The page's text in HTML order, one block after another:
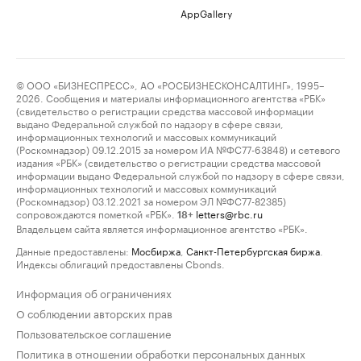
AppGallery
© ООО «БИЗНЕСПРЕСС», АО «РОСБИЗНЕСКОНСАЛТИНГ», 1995–
2026. Сообщения и материалы информационного агентства «РБК»
(свидетельство о регистрации средства массовой информации
выдано Федеральной службой по надзору в сфере связи,
информационных технологий и массовых коммуникаций
(Роскомнадзор) 09.12.2015 за номером ИА №ФС77-63848) и сетевого
издания «РБК» (свидетельство о регистрации средства массовой
информации выдано Федеральной службой по надзору в сфере связи,
информационных технологий и массовых коммуникаций
(Роскомнадзор) 03.12.2021 за номером ЭЛ №ФС77-82385)
сопровождаются пометкой «РБК».
18+ letters@rbc.ru
Владельцем сайта является информационное агентство «РБК».
Данные предоставлены: Мосбиржа Санкт-Петербургская биржа
Индексы облигаций предоставлены Cbonds.
Информация об ограничениях
О соблюдении авторских прав
Пользовательское соглашение
Политика в отношении обработки персональных данных